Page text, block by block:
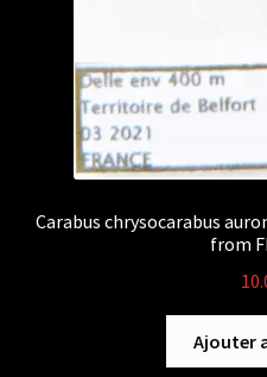
Carabus chrysocarabus
from
Ajouter